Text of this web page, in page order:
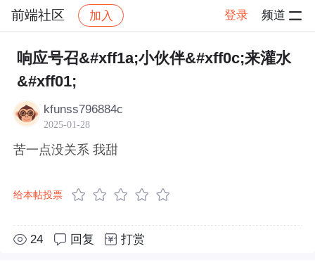
前端社区 加入 登录 频道
社区 前端社区 感慨 帖子详情
响应号召&#xff1a;小伙伴&#xff0c;来灌水
&#xff01;
kfunss796884c
2025-01-28
苦一点没关系 我甜
给本帖投票
24 回复 打赏